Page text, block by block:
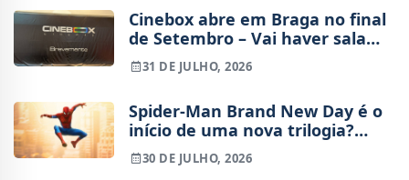
Cinebox abre em Braga no final
de Setembro – Vai haver sala
IMAX?
31 DE JULHO, 2026
Spider-Man Brand New Day é o
início de uma nova trilogia?
Tudo o que sabemos sobre o
futuro do Peter Parker de Tom
30 DE JULHO, 2026